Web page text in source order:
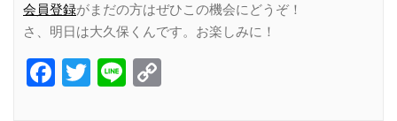
会員登録がまだの方はぜひこの機会にどうぞ！
さ、明日は大久保くんです。お楽しみに！
Facebook
Twitter
Line